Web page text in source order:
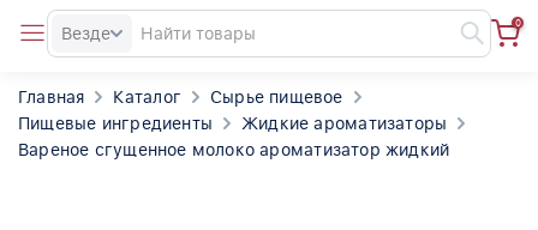
Везде
0
Главная Каталог
Сырье пищевое
Пищевые ингредиенты
Жидкие ароматизаторы
Вареное сгущенное молоко ароматизатор жидкий